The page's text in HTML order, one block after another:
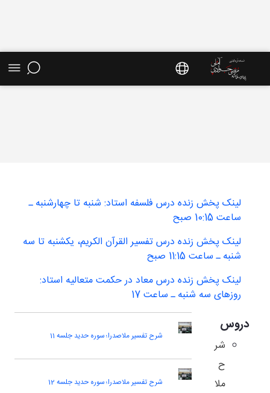
لینک پخش زنده درس فلسفه استاد: شنبه تا چهارشنبه ـ
ساعت 10:15 صبح
لینک پخش زنده درس تفسیر القرآن الکریم، یکشنبه تا سه
شنبه ـ ساعت 11:15 صبح
لینک پخش زنده درس معاد در حکمت متعالیه استاد:
روزهای سه شنبه ـ ساعت 17
دروس
شر
ح
ملا
شرح تفسیر ملاصدرا؛ سوره حدید جلسه 11
شرح تفسیر ملاصدرا؛ سوره حدید جلسه 12